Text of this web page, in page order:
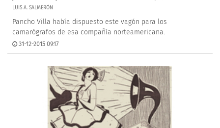
LUIS A. SALMERÓN
Pancho Villa había dispuesto este vagón para los
camarógrafos de esa compañía norteamericana.
31-12-2015 09:17